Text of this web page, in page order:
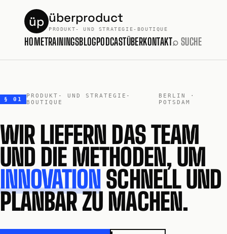
üp überproduct
PRODUKT- UND STRATEGIE-BOUTIQUE
HOMETRAININGSBLOGPODCASTÜBERKONTAKT⌕ SUCHE
§ 01
PRODUKT- UND STRATEGIE-
BOUTIQUE
BERLIN ·
POTSDAM
WIR LIEFERN DAS TEAM
UND DIE METHODEN, UM
INNOVATION SCHNELL UND
PLANBAR ZU MACHEN.